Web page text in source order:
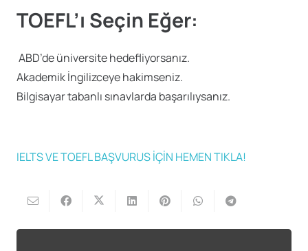
TOEFL’ı Seçin Eğer:
ABD’de üniversite hedefliyorsanız.
Akademik İngilizceye hakimseniz.
Bilgisayar tabanlı sınavlarda başarılıysanız.
IELTS VE TOEFL BAŞVURUS İÇİN HEMEN TIKLA!